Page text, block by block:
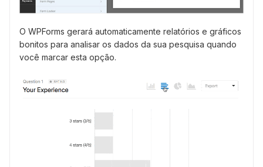
O WPForms gerará automaticamente relatórios e gráficos
bonitos para analisar os dados da sua pesquisa quando
você marcar esta opção.